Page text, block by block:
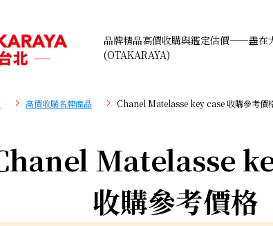
品牌精品高價收購與鑑定估價——盡在
(OTAKARAYA)
高價收購名牌商品 Chanel Matelasse key case 收購參考價
Matelasse
收購參考價格